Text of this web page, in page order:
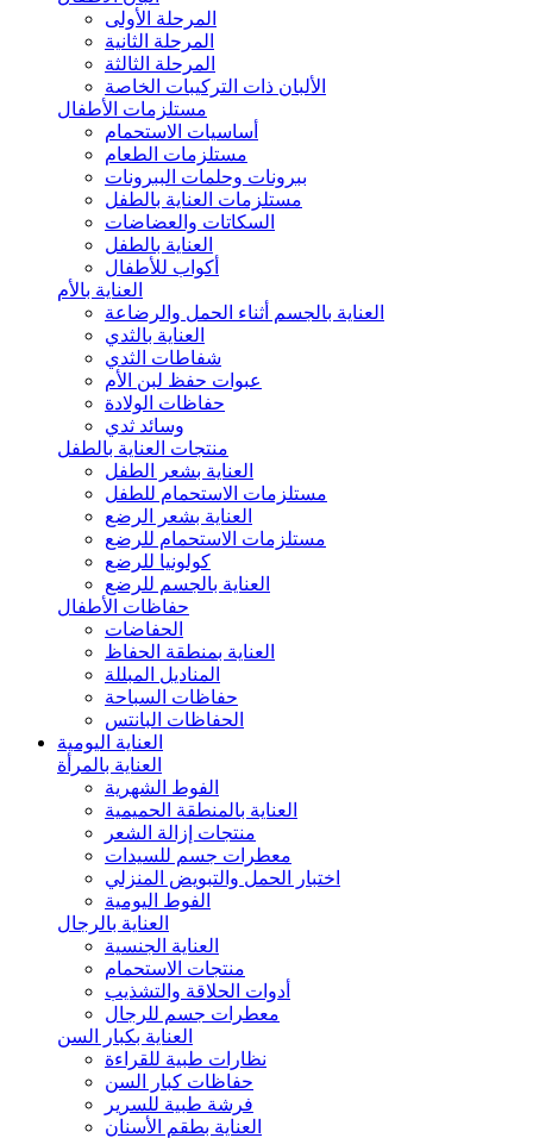
المرحلة الأولى
المرحلة الثانية
المرحلة الثالثة
الألبان ذات التركيبات الخاصة
مستلزمات الأطفال
أساسيات الاستحمام
مستلزمات الطعام
ببرونات وحلمات الببرونات
مستلزمات العناية بالطفل
السكاتات والعضاضات
العناية بالطفل
أكواب للأطفال
العناية بالأم
العناية بالجسم أثناء الحمل والرضاعة
العناية بالثدي
شفاطات الثدي
عبوات حفظ لبن الأم
حفاظات الولادة
وسائد ثدي
منتجات العناية بالطفل
العناية بشعر الطفل
مستلزمات الاستحمام للطفل
العناية بشعر الرضع
مستلزمات الاستحمام للرضع
كولونيا للرضع
العناية بالجسم للرضع
حفاظات الأطفال
الحفاضات
العناية بمنطقة الحفاظ
المناديل المبللة
حفاظات السباحة
الحفاظات البانتس
العناية اليومية
العناية بالمرأة
الفوط الشهرية
العناية بالمنطقة الحميمية
منتجات إزالة الشعر
معطرات جسم للسيدات
اختبار الحمل والتبويض المنزلي
الفوط اليومية
العناية بالرجال
العناية الجنسية
منتجات الاستحمام
أدوات الحلاقة والتشذيب
معطرات جسم للرجال
العناية بكبار السن
نظارات طبية للقراءة
حفاظات كبار السن
فرشة طبية للسرير
العناية بطقم الأسنان